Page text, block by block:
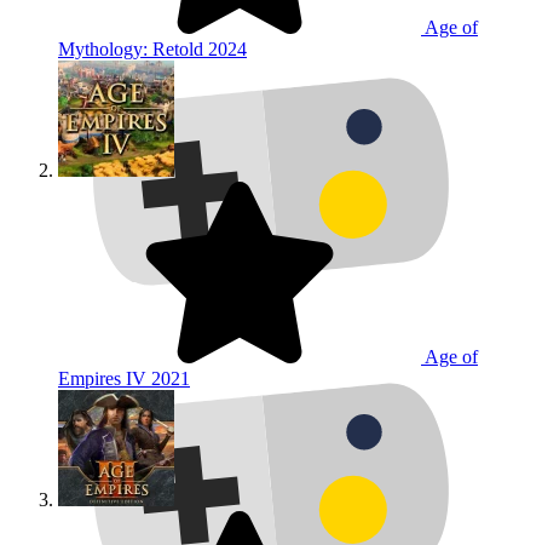
Age of
Mythology: Retold 2024
Age of
Empires IV 2021